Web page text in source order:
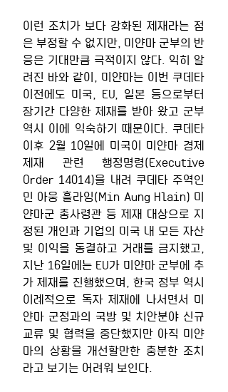
이런 조치가 보다 강화된 제재라는 점
은 부정할 수 없지만, 미얀마 군부의 반
응은 기대만큼 극적이지 않다. 익히 알
려진 바와 같이, 미얀마는 이번 쿠데타
이전에도 미국, EU, 일본 등으로부터
장기간 다양한 제재를 받아 왔고 군부
역시 이에 익숙하기 때문이다. 쿠데타
이후 2월 10일에 미국이 미얀마 경제
제재 관련 행정명령(Executive
Order 14014)을 내려 쿠데타 주역인
민 아웅 흘라잉(Min Aung Hlain) 미
얀마군 총사령관 등 제재 대상으로 지
정된 개인과 기업의 미국 내 모든 자산
및 이익을 동결하고 거래를 금지했고,
지난 16일에는 EU가 미얀마 군부에 추
가 제재를 진행했으며, 한국 정부 역시
이례적으로 독자 제재에 나서면서 미
얀마 군정과의 국방 및 치안분야 신규
교류 및 협력을 중단했지만 아직 미얀
마의 상황을 개선할만한 충분한 조치
라고 보기는 어려워 보인다.